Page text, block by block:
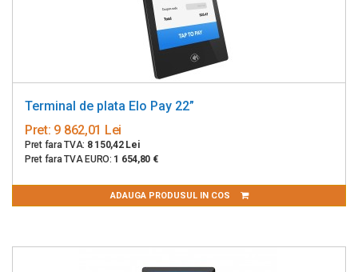
Terminal de plata Elo Pay 22”
Pret: 9 862,01 Lei
Pret fara TVA: 8 150,42 Lei
Pret fara TVA EURO: 1 654,80 €
ADAUGA PRODUSUL IN COS